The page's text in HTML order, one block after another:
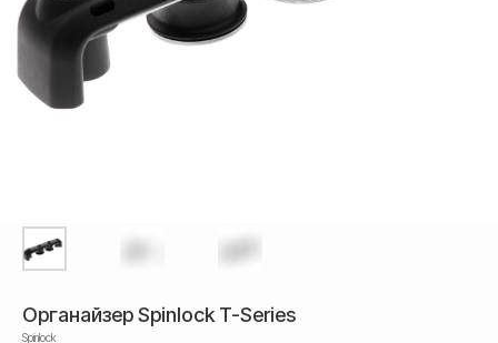
Органайзер Spinlock T-Series
Spinlock